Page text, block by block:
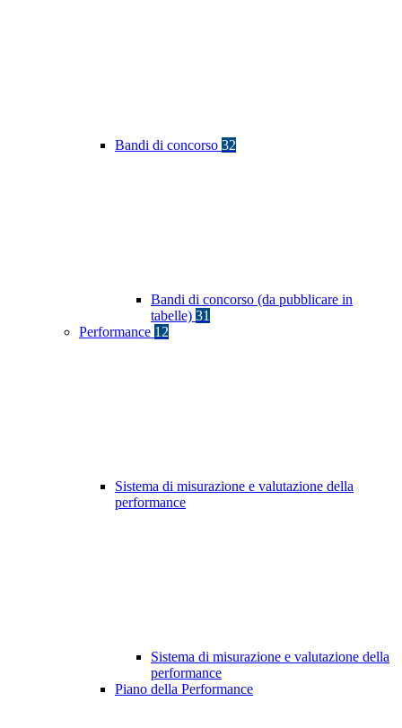
Bandi di concorso 32
Bandi di concorso (da pubblicare in
tabelle) 31
Performance 12
Sistema di misurazione e valutazione della
performance
Sistema di misurazione e valutazione della
performance
Piano della Performance